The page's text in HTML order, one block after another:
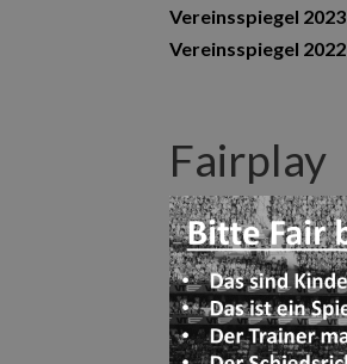
Vereinsspiegel 2023
Vereinsspiegel 2022
Fairplay